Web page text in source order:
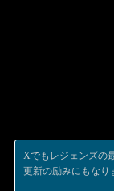
Xでもレジェンズの
更新の励みにもなり